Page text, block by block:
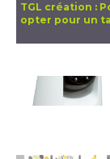
TGL création :
opter pour un